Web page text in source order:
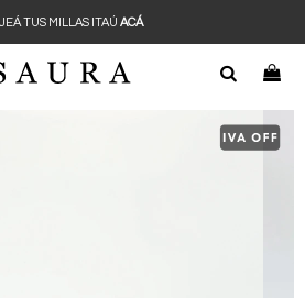
TUS MILLAS ITAÚ ACÁ